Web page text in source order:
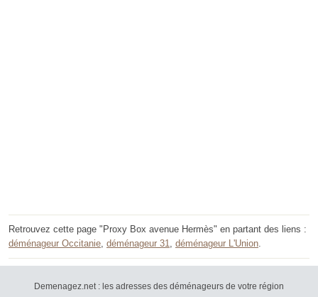
Retrouvez cette page "Proxy Box avenue Hermès" en partant des liens :
déménageur Occitanie, déménageur 31, déménageur L'Union.
Demenagez.net : les adresses des déménageurs de votre région